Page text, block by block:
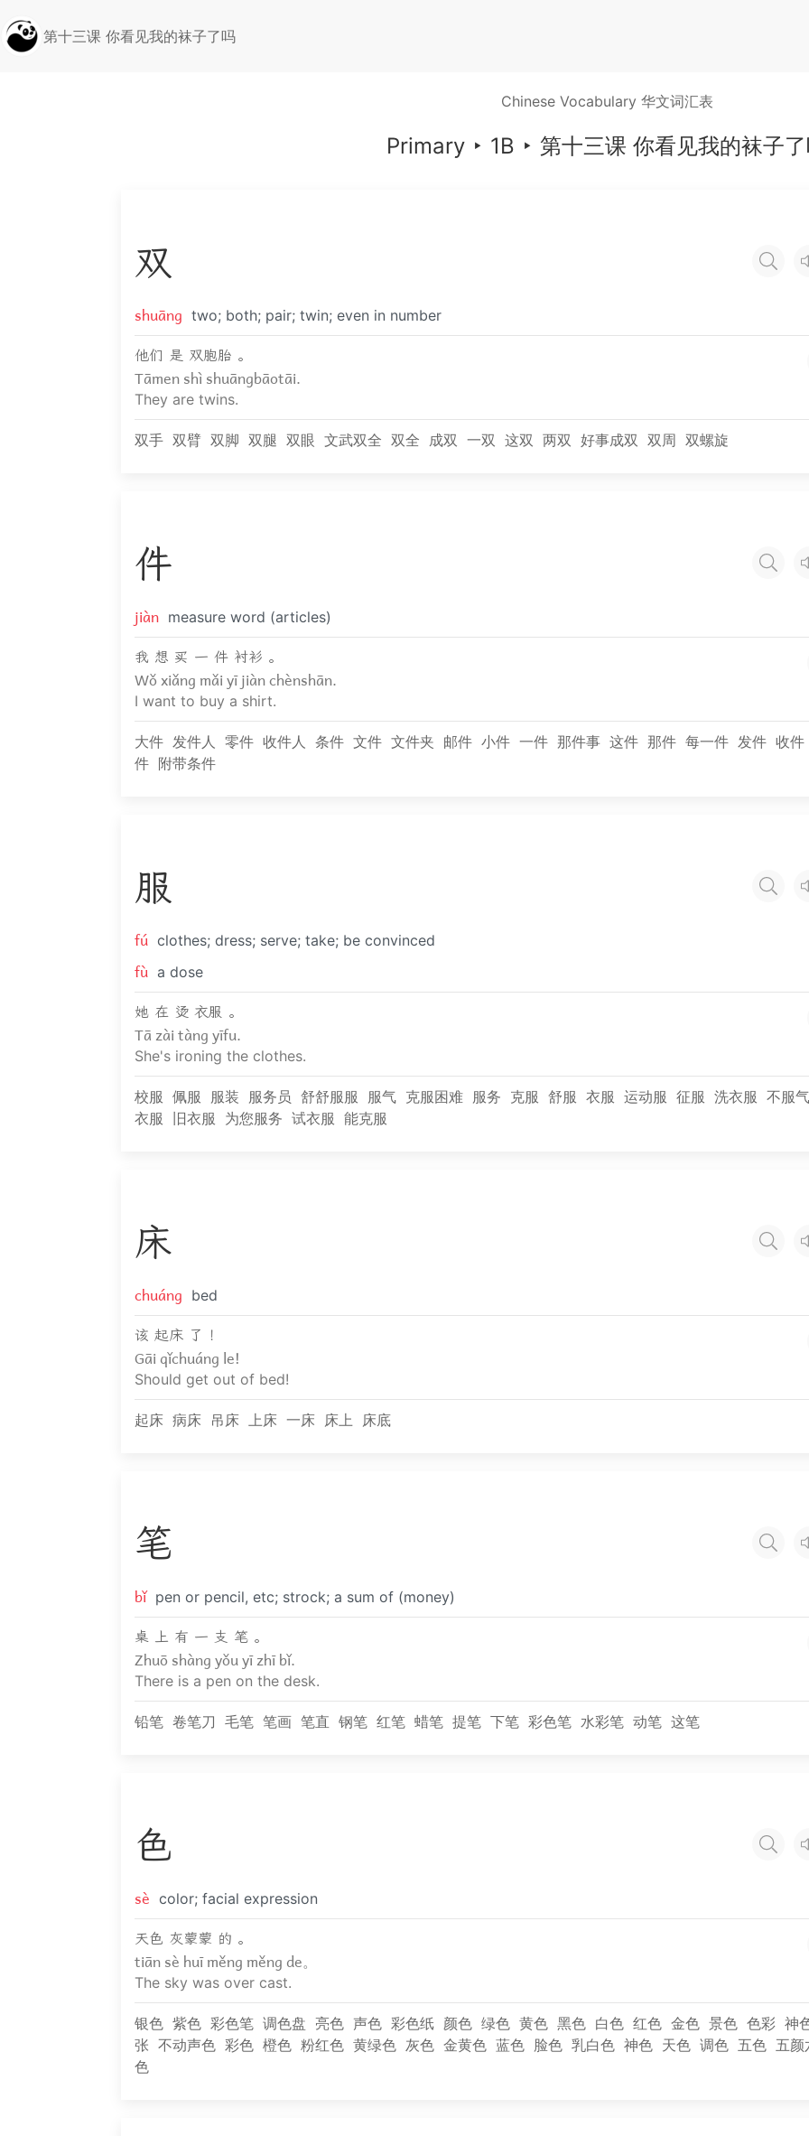
第十三课 你看见我的袜子了吗
Chinese Vocabulary 华文词汇表
Primary‣ 1B ‣ 第十三课 你看见我的袜子
双
shuāng two; both; pair; twin; even in number
他们 是 双胞胎 。
Tāmen shì shuāngbāotāi.
They are twins.
双手 双臂 双脚 双腿 双眼 文武双全 双全 成双 一双 这双 两双 好事成双 双周 双螺旋
件
jiàn measure word (articles)
我 想 买 一 件 衬衫 。
Wǒ xiǎng mǎi yī jiàn chènshān.
I want to buy a shirt.
大件 发件人 零件 收件人 条件 文件 文件夹 邮件 小件 一件 那件事 这件 那件 每一件 发件 收件
件 附带条件
服
fú clothes; dress; serve; take; be convinced
fù a dose
她 在 烫 衣服 。
Tā zài tàng yīfu.
She's ironing the clothes.
校服 佩服 服装 服务员 舒舒服服 服气 克服困难 服务 克服 舒服 衣服 运动服 征服 洗衣服
不服
衣服
旧衣服 为您服务 试衣服 能克服
床
chuáng bed
该 起床 了 ！
Gāi qǐchuáng le!
Should get out of bed!
起床 病床 吊床 上床 一床 床上 床底
笔
bǐ pen or pencil, etc; strock; a sum of (money)
桌 上 有 一 支 笔 。
Zhuō shàng yǒu yī zhī bǐ.
There is a pen on the desk.
铅笔 卷笔刀 毛笔 笔画 笔直 钢笔 红笔 蜡笔 提笔 下笔 彩色笔 水彩笔 动笔 这笔
色
sè color; facial expression
天色 灰蒙蒙 的 。
tiān sè huī měng měng de。
The sky was over cast.
银色 紫色 彩色笔 调色盘 亮色 声色 彩色纸 颜色 绿色 黄色 黑色 白色 红色 金色 景色 色彩 神
张 不动声色 彩色 橙色 粉红色 黄绿色 灰色 金黄色 蓝色 脸色 乳白色 神色 天色 调色 五色 五颜
色